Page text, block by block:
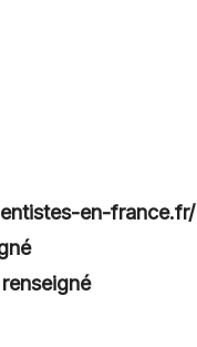
en-france.fr/